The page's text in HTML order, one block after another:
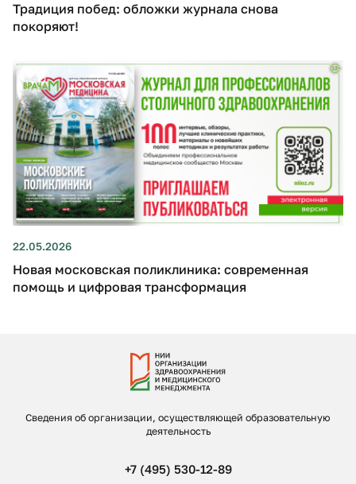
Традиция побед: обложки журнала снова
покоряют!
22.05.2026
Новая московская поликлиника: современная
помощь и цифровая трансформация
Сведения об организации, осуществляющей образовательную
деятельность
+7 (495) 530-12-89